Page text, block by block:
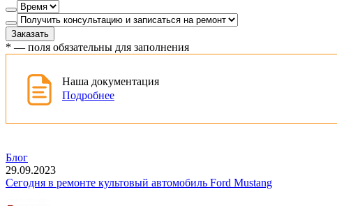
Заказать
* — поля обязательны для заполнения
Наша документация
Подробнее
Блог
29.09.2023
Сегодня в ремонте культовый автомобиль Ford Mustang